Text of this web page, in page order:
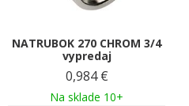
NATRUBOK 270 CHROM 3/4
vypredaj
0,984 €
Na sklade 10+